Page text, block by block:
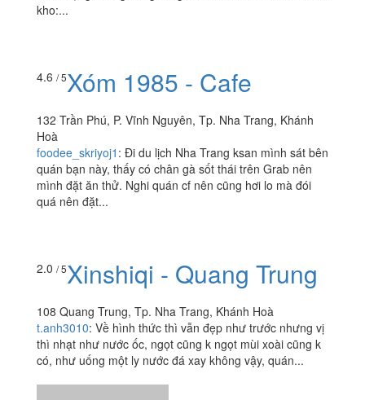
18 Trần Phú, P. Lộc Thọ, Tp. Nha Trang, Khánh Hoà
kho:...
4.6/ 5Xóm 1985 - Cafe
132 Trần Phú, P. Vĩnh Nguyên, Tp. Nha Trang, Khánh
Hoà
quá nên đặt...
2.0/ 5Xinshiqi - Quang Trung
108 Quang Trung, Tp. Nha Trang, Khánh Hoà